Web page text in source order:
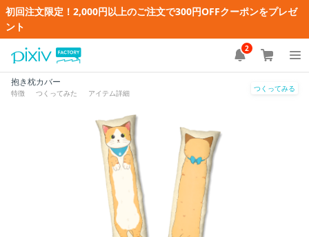
初回注文限定！2,000円以上のご注文で300円OFFクーポンをプレゼ
ント
2
抱き枕カバー
特徴 つくってみた アイテム詳細
つくってみる